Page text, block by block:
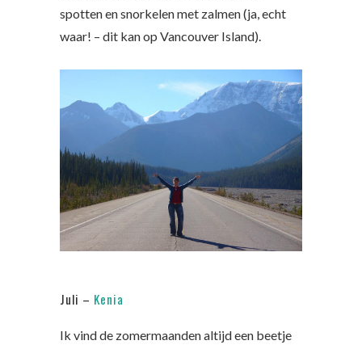
spotten en snorkelen met zalmen (ja, echt
waar! – dit kan op Vancouver Island).
Juli – Kenia
Ik vind de zomermaanden altijd een beetje